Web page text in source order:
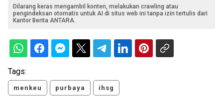
Dilarang keras mengambil konten, melakukan crawling atau
pengindeksan otomatis untuk AI di situs web ini tanpa izin tertulis dari
Kantor Berita ANTARA.
Tags:
menkeu purbaya ihsg